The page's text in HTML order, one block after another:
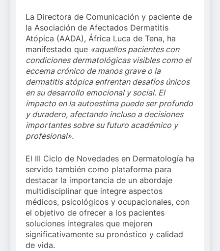
La Directora de Comunicación y paciente de
la Asociación de Afectados Dermatitis
Atópica (AADA), África Luca de Tena, ha
manifestado que «aquellos pacientes con
condiciones dermatológicas visibles como el
eccema crónico de manos grave o la
dermatitis atópica enfrentan desafíos únicos
en su desarrollo emocional y social. El
impacto en la autoestima puede ser profundo
y duradero, afectando incluso a decisiones
importantes sobre su futuro académico y
profesional».
El III Ciclo de Novedades en Dermatología ha
servido también como plataforma para
destacar la importancia de un abordaje
multidisciplinar que integre aspectos
médicos, psicológicos y ocupacionales, con
el objetivo de ofrecer a los pacientes
soluciones integrales que mejoren
significativamente su pronóstico y calidad
de vida.